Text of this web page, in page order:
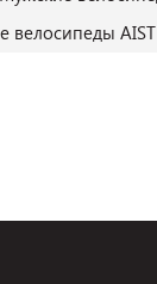
велосипеды AIST